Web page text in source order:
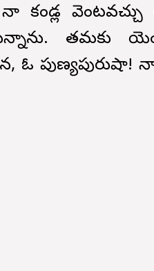
నా కండ్ల
తమకు
ఓ పుణ్యపురుషా!